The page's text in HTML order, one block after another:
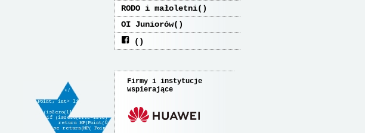
RODO i małoletni
OI Juniorów
Firmy i instytucje
wspierające